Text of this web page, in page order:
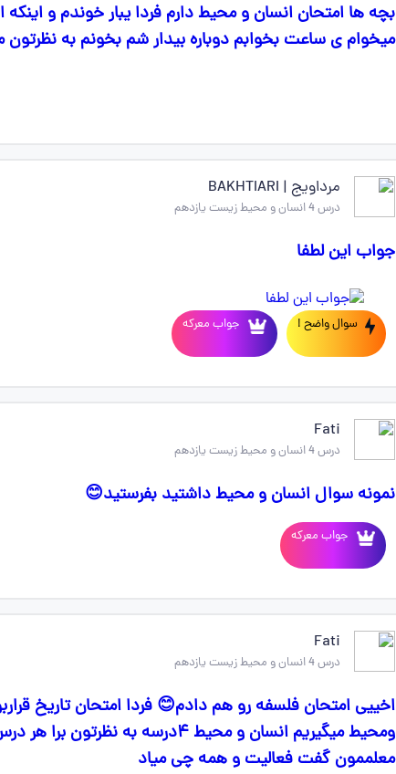
بچه ها امتحان انسان و محیط دارم فردا یبار خوندم و
میخوام ی ساعت بخوابم دوباره بیدار شم بخونم به
مرداویج | BAKHTIARI
درس 4 انسان و محیط زیست یازدهم
جواب این لطفا
سوال واضح ! جواب معرکه
Fati
درس 4 انسان و محیط زیست یازدهم
نمونه سوال انسان و محیط داشتید بفرستید😊
جواب معرکه
Fati
درس 4 انسان و محیط زیست یازدهم
اخییی امتحان فلسفه رو هم دادم😊 فردا امتحان تاریخ
ومحیط میگیریم انسان و محیط ۴درسه
معلممون گفت فعالیت و همه چی میاد